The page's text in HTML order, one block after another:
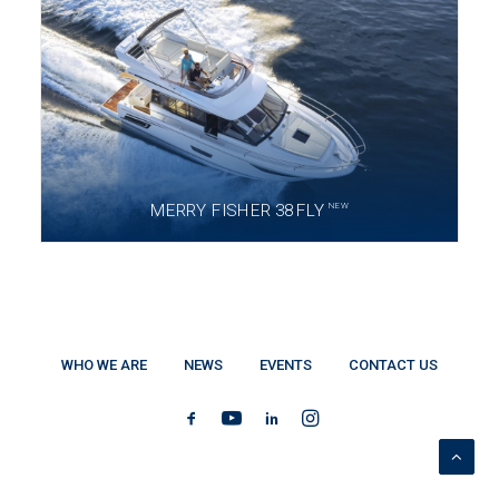
MERRY FISHER 38 FLYNEW
WHO WE ARE NEWS EVENTS CONTACT US